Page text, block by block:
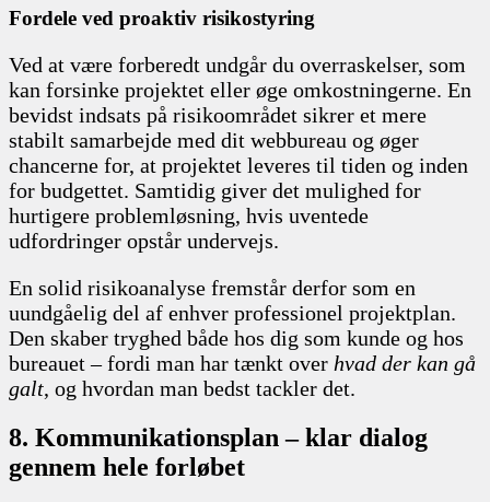
Fordele ved proaktiv risikostyring
Ved at være forberedt undgår du overraskelser, som
kan forsinke projektet eller øge omkostningerne. En
bevidst indsats på risikoområdet sikrer et mere
stabilt samarbejde med dit webbureau og øger
chancerne for, at projektet leveres til tiden og inden
for budgettet. Samtidig giver det mulighed for
hurtigere problemløsning, hvis uventede
udfordringer opstår undervejs.
En solid risikoanalyse fremstår derfor som en
uundgåelig del af enhver professionel projektplan.
Den skaber tryghed både hos dig som kunde og hos
bureauet – fordi man har tænkt over hvad der kan gå
galt, og hvordan man bedst tackler det.
8. Kommunikationsplan – klar dialog
gennem hele forløbet